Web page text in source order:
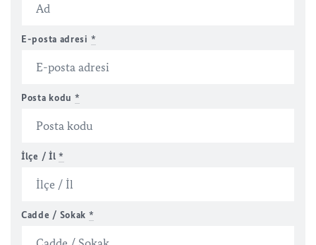
E-posta adresi *
Posta kodu *
İlçe / İl *
Cadde / Sokak *